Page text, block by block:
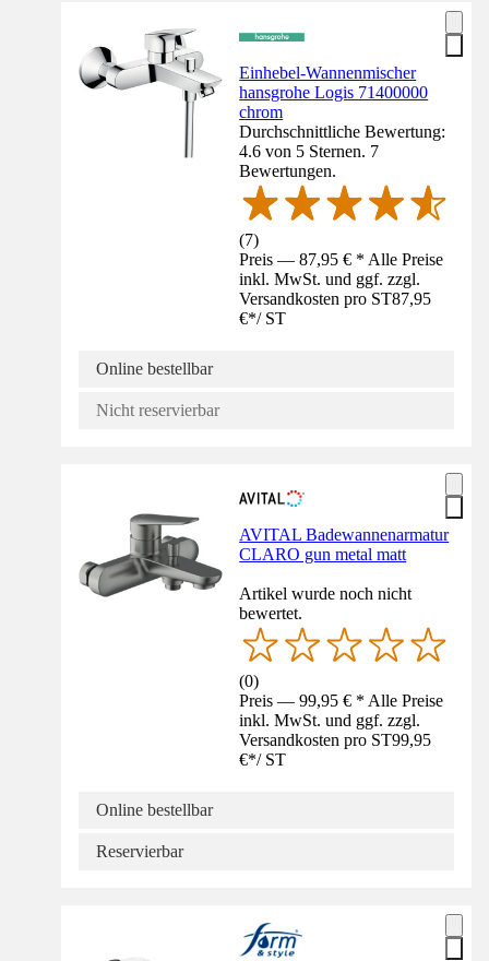
Einhebel-Wannenmischer
hansgrohe Logis 71400000
chrom
Durchschnittliche Bewertung:
4.6 von 5 Sternen. 7
Bewertungen.
(7)
Preis — 87,95 € * Alle Preise
inkl. MwSt. und ggf. zzgl.
Versandkosten pro ST87,95
€*/ ST
Online bestellbar
Nicht reservierbar
AVITAL Badewannenarmatur
CLARO gun metal matt
Artikel wurde noch nicht
bewertet.
(0)
Preis — 99,95 € * Alle Preise
inkl. MwSt. und ggf. zzgl.
Versandkosten pro ST99,95
€*/ ST
Online bestellbar
Reservierbar